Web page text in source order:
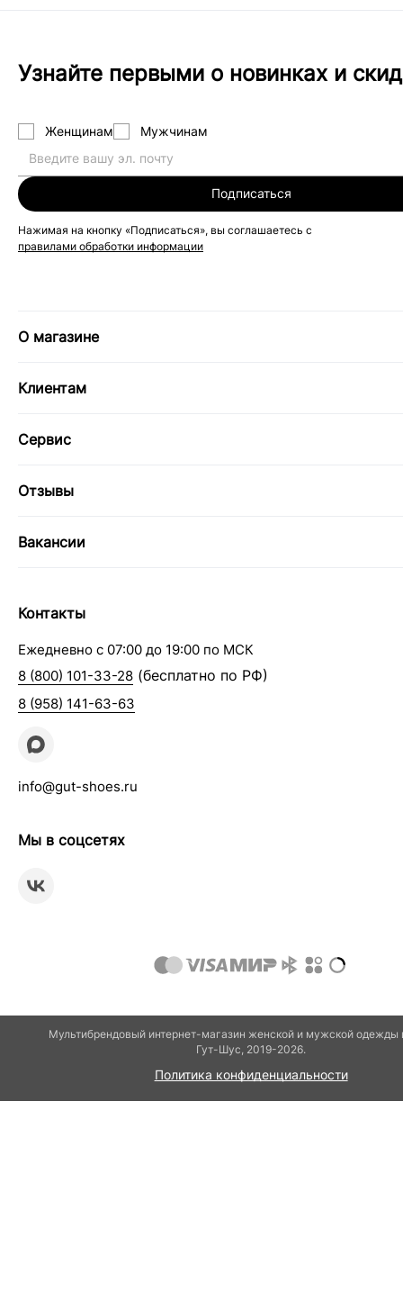
Узнайте первыми о новинках и
Женщинам Мужчинам
Подписаться
Нажимая на кнопку «Подписаться», вы соглашаетесь с
правилами обработки информации
О магазине
Клиентам
Сервис
Отзывы
Вакансии
Контакты
Ежедневно с 07:00 до 19:00 по МСК
8 (800) 101-33-28 (бесплатно по РФ)
8 (958) 141-63-63
info@gut-shoes.ru
Мы в соцсетях
Мультибрендовый интернет-магазин женской и мужской одежды
Гут-Шуc, 2019-2026.
Политика конфиденциальности